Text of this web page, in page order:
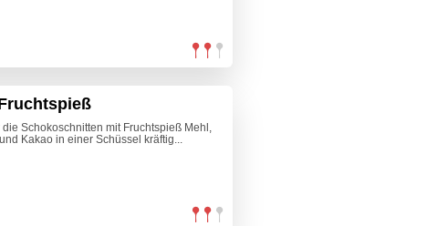
Schokoschnitten mit Fruchtspieß Mehl,
Kakao in einer Schüssel kräftig...